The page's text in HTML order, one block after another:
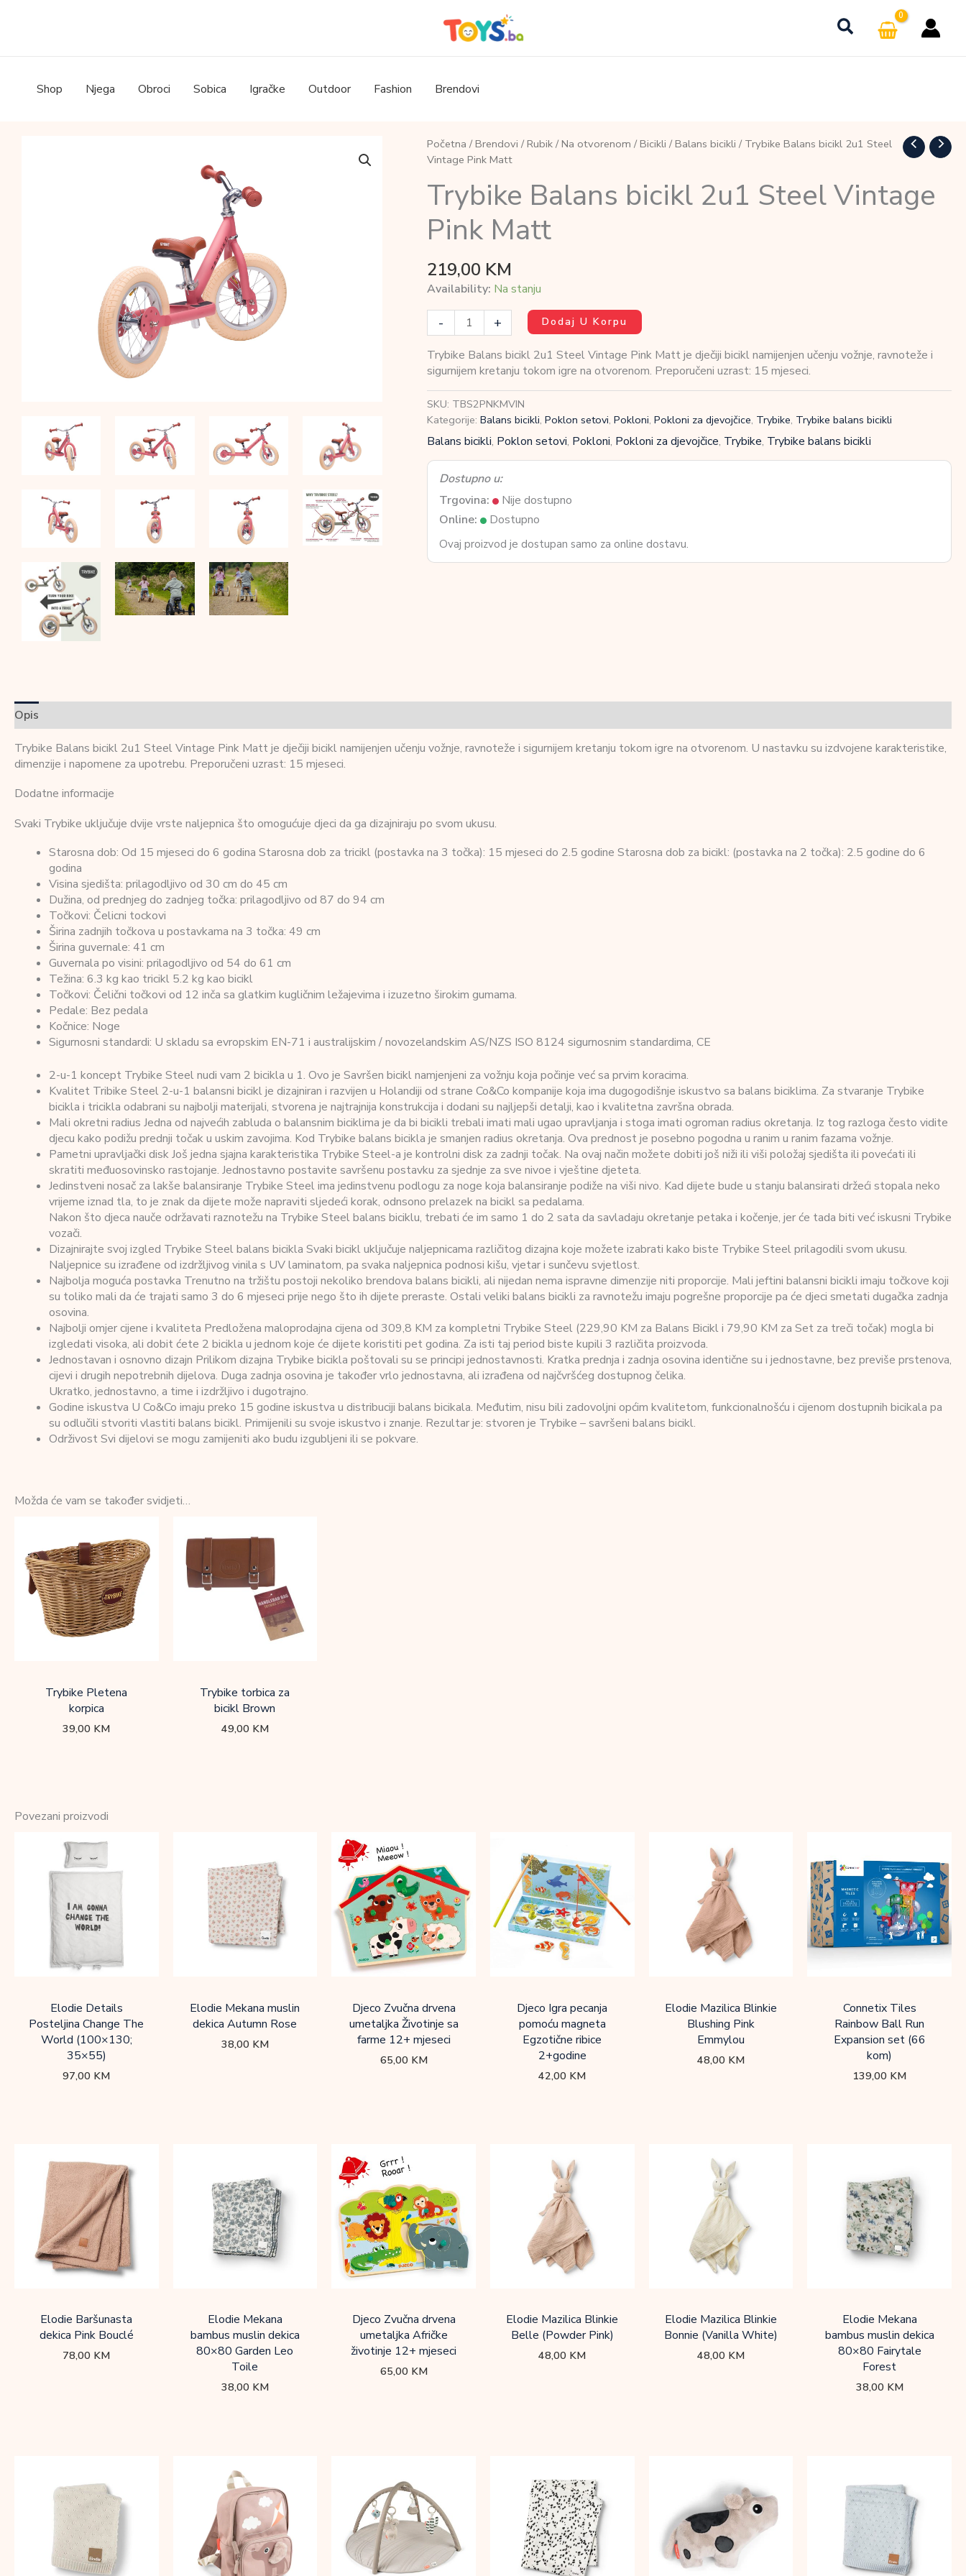
Shop Njega Obroci Sobica Igračke Outdoor Fashion Brendovi
Početna / Brendovi / Rubik/ Na otvorenom / Bicikli / Balans bicikli / Trybike Balans bicikl 2u1 Steel
Vintage Pink Matt
Trybike Balans bicikl 2u1 Steel Vintage
Pink Matt
219,00 KM
Availability: Na stanju
-
Balans
bicikl
2u1
Steel
Vintage
Pink
Matt
količina
+ Dodaj U Korpu
Trybike Balans bicikl 2u1 Steel Vintage Pink Matt je dječiji bicikl namijenjen učenju vožnje, ravnoteže i
sigurnijem kretanju tokom igre na otvorenom. Preporučeni uzrast: 15 mjeseci.
SKU: TBS2PNKMVIN
Kategorije: Balans bicikli, Poklon setovi, Pokloni, Pokloni za djevojčice, Trybike, Trybike balans bicikli
Balans bicikli, Poklon setovi, Pokloni, Pokloni za djevojčice, Trybike, Trybike balans bicikli
Dostupno u:
Trgovina:
Nije dostupno
Online:
Dostupno
Ovaj proizvod je dostupan samo za online dostavu.
Opis
Trybike Balans bicikl 2u1 Steel Vintage Pink Matt je dječiji bicikl namijenjen učenju vožnje, ravnoteže i sigurnijem kretanju tokom igre na otvorenom. U nastavku su izdvojene karakteristike,
dimenzije i napomene za upotrebu. Preporučeni uzrast: 15 mjeseci.
Dodatne informacije
Svaki Trybike uključuje dvije vrste naljepnica što omogućuje djeci da ga dizajniraju po svom ukusu.
Starosna dob: Od 15 mjeseci do 6 godina Starosna dob za tricikl (postavka na 3 točka): 15 mjeseci do 2.5 godine Starosna dob za bicikl: (postavka na 2 točka): 2.5 godine do 6
godina
Visina sjedišta: prilagodljivo od 30 cm do 45 cm
Dužina, od prednjeg do zadnjeg točka: prilagodljivo od 87 do 94 cm
Točkovi: Čelicni tockovi
Širina zadnjih točkova u postavkama na 3 točka: 49 cm
Širina guvernale: 41 cm
Guvernala po visini: prilagodljivo od 54 do 61 cm
Težina: 6.3 kg kao tricikl 5.2 kg kao bicikl
Točkovi: Čelični točkovi od 12 inča sa glatkim kugličnim ležajevima i izuzetno širokim gumama.
Pedale: Bez pedala
Kočnice: Noge
Sigurnosni standardi: U skladu sa evropskim EN-71 i australijskim / novozelandskim AS/NZS ISO 8124 sigurnosnim standardima, CE
2-u-1 koncept Trybike Steel nudi vam 2 bicikla u 1. Ovo je Savršen bicikl namjenjeni za vožnju koja počinje već sa prvim koracima.
Kvalitet Tribike Steel 2-u-1 balansni bicikl je dizajniran i razvijen u Holandiji od strane Co&Co kompanije koja ima dugogodišnje iskustvo sa balans biciklima. Za stvaranje Trybike
bicikla i tricikla odabrani su najbolji materijali, stvorena je najtrajnija konstrukcija i dodani su najljepši detalji, kao i kvalitetna završna obrada.
Mali okretni radius Jedna od najvećih zabluda o balansnim biciklima je da bi bicikli trebali imati mali ugao upravljanja i stoga imati ogroman radius okretanja. Iz tog razloga često vidite
djecu kako podižu prednji točak u uskim zavojima. Kod Trybike balans bicikla je smanjen radius okretanja. Ova prednost je posebno pogodna u ranim u ranim fazama vožnje.
Pametni upravljački disk Još jedna sjajna karakteristika Trybike Steel-a je kontrolni disk za zadnji točak. Na ovaj način možete dobiti još niži ili viši položaj sjedišta ili povećati ili
skratiti međuosovinsko rastojanje. Jednostavno postavite savršenu postavku za sjednje za sve nivoe i vještine djeteta.
Jedinstveni nosač za lakše balansiranje Trybike Steel ima jedinstvenu podlogu za noge koja balansiranje podiže na viši nivo. Kad dijete bude u stanju balansirati držeći stopala neko
vrijeme iznad tla, to je znak da dijete može napraviti sljedeći korak, odnsono prelazek na bicikl sa pedalama.
Nakon što djeca nauče održavati raznotežu na Trybike Steel balans biciklu, trebati će im samo 1 do 2 sata da savladaju okretanje petaka i kočenje, jer će tada biti već iskusni Trybike
vozači.
Dizajnirajte svoj izgled Trybike Steel balans bicikla Svaki bicikl uključuje naljepnicama različitog dizajna koje možete izabrati kako biste Trybike Steel prilagodili svom ukusu.
Naljepnice su izrađene od izdržljivog vinila s UV laminatom, pa svaka naljepnica podnosi kišu, vjetar i sunčevu svjetlost.
Najbolja moguća postavka Trenutno na tržištu postoji nekoliko brendova balans bicikli, ali nijedan nema ispravne dimenzije niti proporcije. Mali jeftini balansni bicikli imaju točkove koji
su toliko mali da će trajati samo 3 do 6 mjeseci prije nego što ih dijete preraste. Ostali veliki balans bicikli za ravnotežu imaju pogrešne proporcije pa će djeci smetati dugačka zadnja
osovina.
Najbolji omjer cijene i kvaliteta Predložena maloprodajna cijena od 309,8 KM za kompletni Trybike Steel (229,90 KM za Balans Bicikl i 79,90 KM za Set za treči točak) mogla bi
izgledati visoka, ali dobit ćete 2 bicikla u jednom koje će dijete koristiti pet godina. Za isti taj period biste kupili 3 različita proizvoda.
Jednostavan i osnovno dizajn Prilikom dizajna Trybike bicikla poštovali su se principi jednostavnosti. Kratka prednja i zadnja osovina identične su i jednostavne, bez previše prstenova,
cijevi i drugih nepotrebnih dijelova. Duga zadnja osovina je također vrlo jednostavna, ali izrađena od najčvršćeg dostupnog čelika.
Ukratko, jednostavno, a time i izdržljivo i dugotrajno.
Godine iskustva U Co&Co imaju preko 15 godine iskustva u distribuciji balans bicikala. Međutim, nisu bili zadovoljni općim kvalitetom, funkcionalnošću i cijenom dostupnih bicikala pa
su odlučili stvoriti vlastiti balans bicikl. Primijenili su svoje iskustvo i znanje. Rezultar je: stvoren je Trybike – savršeni balans bicikl.
Održivost Svi dijelovi se mogu zamijeniti ako budu izgubljeni ili se pokvare.
Možda će vam se također svidjeti…
Trybike Pletena
korpica
39,00 KM
Trybike torbica za
bicikl Brown
49,00 KM
Povezani proizvodi
Elodie Details
Posteljina Change The
World (100×130;
35×55)
97,00 KM
Elodie Mekana muslin
dekica Autumn Rose
38,00 KM
Djeco Zvučna drvena
umetaljka Životinje sa
farme 12+ mjeseci
65,00 KM
Djeco Igra pecanja
pomoću magneta
Egzotične ribice
2+godine
42,00 KM
Elodie Mazilica Blinkie
Blushing Pink
Emmylou
48,00 KM
Connetix Tiles
Rainbow Ball Run
Expansion set (66
kom)
139,00 KM
Elodie Baršunasta
dekica Pink Bouclé
78,00 KM
Elodie Mekana
bambus muslin dekica
80×80 Garden Leo
Toile
38,00 KM
Djeco Zvučna drvena
umetaljka Afričke
životinje 12+ mjeseci
65,00 KM
Elodie Mazilica Blinkie
Belle (Powder Pink)
48,00 KM
Elodie Mazilica Blinkie
Bonnie (Vanilla White)
48,00 KM
Elodie Mekana
bambus muslin dekica
80×80 Fairytale
Forest
38,00 KM